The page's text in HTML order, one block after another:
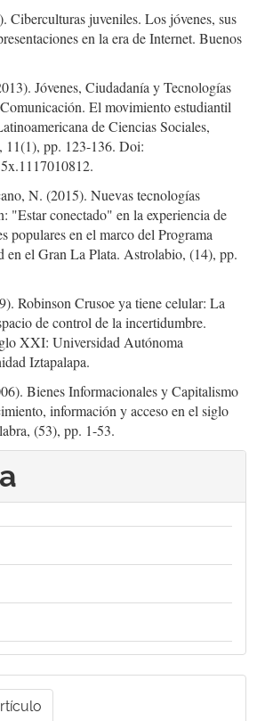
Ciberculturas juveniles. Los jóvenes, sus
en la era de Internet. Buenos
Jóvenes, Ciudadanía y Tecnologías
El movimiento estudiantil
de Ciencias Sociales,
11(1), pp. 123-136. Doi:
N. (2015). Nuevas tecnologías
"Estar conectado" en la experiencia de
populares en el marco del Programa
en el Gran La Plata. Astrolabio, (14), pp.
Robinson Crusoe ya tiene celular: La
de control de la incertidumbre.
XXI: Universidad Autónoma
Iztapalapa.
Bienes Informacionales y Capitalismo
información y acceso en el siglo
(53), pp. 1-53.